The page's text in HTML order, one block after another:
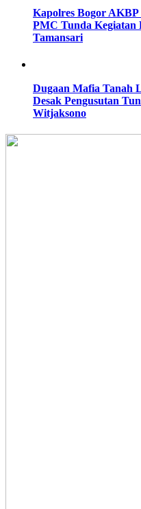
Kapolres Bogor
PMC Tunda Kegiatan
Tamansari
Dugaan Mafia Tanah
Desak Pengusutan
Witjaksono